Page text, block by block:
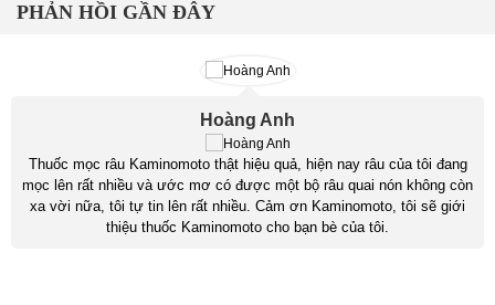
PHẢN HỒI GẦN ĐÂY
Công Minh
Tóc mình trước đây sợi mỏng rụng khá nhiều, da đầu nhờn rất khó
chịu, sau khi sử dụng bộ sản phẩm Kaminomoto General Hair Growth
tóc mình đã mọc nhiều và dày hơn. Nghe theo tư vấn của shop sau
khi tóc hồi phục mình đã cắt ngắn đi để tóc mới mọc đều và đẹp hơn.